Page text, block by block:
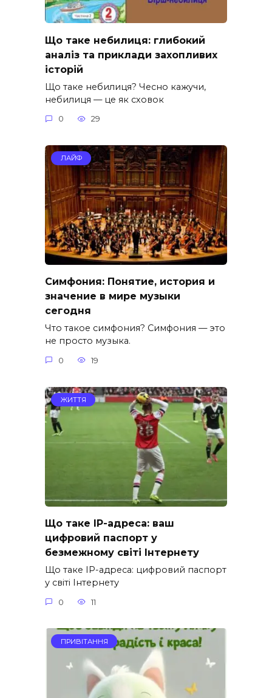
Що таке небилиця: глибокий
аналіз та приклади захопливих
історій
Що таке небилиця? Чесно кажучи,
небилиця — це як сховок
0 29
ЛАЙФ
Симфония: Понятие, история и
значение в мире музыки
сегодня
Что такое симфония? Симфония — это
не просто музыка.
0 19
ЖИТТЯ
Що таке IP-адреса: ваш
цифровий паспорт у
безмежному світі Інтернету
Що таке IP-адреса: цифровий паспорт
у світі Інтернету
0 11
ПРИВІТАННЯ